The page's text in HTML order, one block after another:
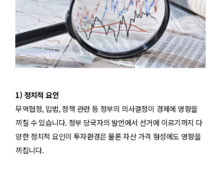
1) 정치적 요인
무역협정, 입법, 정책 관련 등 정부의 의사결정이 경제에 영향을
끼칠 수 있습니다. 정부 당국자의 발언에서 선거에 이르기까지 다
양한 정치적 요인이 투자환경은 물론 자산 가격 형성에도 영향을
끼칩니다.